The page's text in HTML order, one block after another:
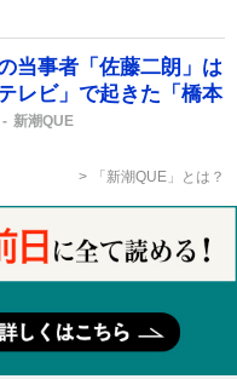
当事者「佐藤二朗」は
ビ」で起きた「橋本
新潮QUE
「新潮QUE」とは？